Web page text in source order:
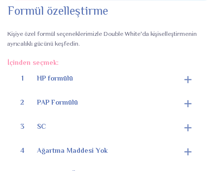
Formül özelleştirme
Kişiye özel formül seçeneklerimizle Double White'da kişiselleştirmenin
ayrıcalıklı gücünü keşfedin.
İçinden seçmek:
1
HP formülü
2 PAP Formülü
3 SC
4 Ağartma Maddesi Yok